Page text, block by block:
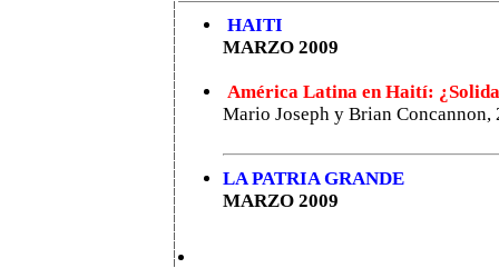
HAITI
MARZO 2009
América Latina en Haití:
Mario Joseph y Brian Concannon,
LA PATRIA GRANDE
MARZO 2009